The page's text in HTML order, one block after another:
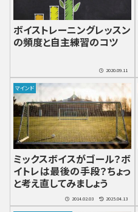
ボイストレーニングレッスン
の頻度と自主練習のコツ
2020.09.11
マインド
ミックスボイスがゴール？ボ
イトレは最後の手段？ちょっ
と考え直してみましょう
2014.02.03 2025.04.13